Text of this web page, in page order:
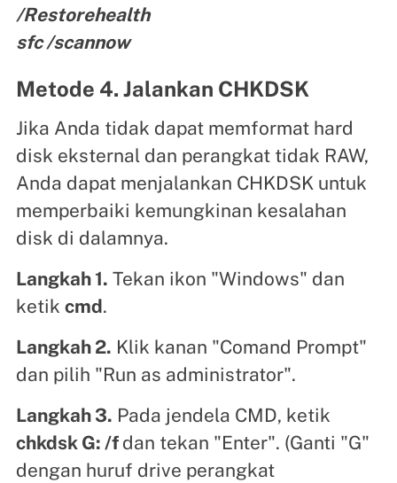
/Restorehealth
sfc /scannow
Metode 4. Jalankan CHKDSK
Jika Anda tidak dapat memformat hard
disk eksternal dan perangkat tidak RAW,
Anda dapat menjalankan CHKDSK untuk
memperbaiki kemungkinan kesalahan
disk di dalamnya.
Langkah 1. Tekan ikon "Windows" dan
ketik cmd.
Langkah 2. Klik kanan "Comand Prompt"
dan pilih "Run as administrator".
Langkah 3. Pada jendela CMD, ketik
chkdsk G: /f dan tekan "Enter". (Ganti "G"
dengan huruf drive perangkat